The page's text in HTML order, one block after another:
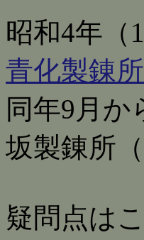
昭和4年（
青化製錬所
同年9月か
坂製錬所
疑問点は